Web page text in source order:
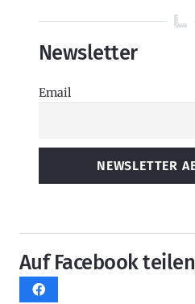
Newsletter
Email
Auf Facebook teilen